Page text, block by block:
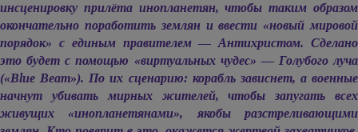
инсценировку прилёта инопланетян, чтобы таким образом
окончательно поработить землян и ввести «новый мировой
порядок» с единым правителем — Антихристом. Сделано
это будет с помощью «виртуальных чудес» — Голубого луча
(«Blue Beam»). По их сценарию: корабль зависнет, а военные
начнут убивать мирных жителей, чтобы запугать всех
живущих «инопланетянами», якобы разстреливающими